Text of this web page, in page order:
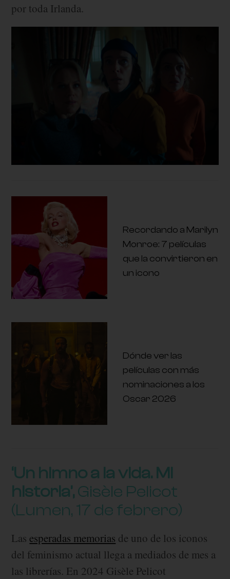
por toda Irlanda.
Recordando a Marilyn
Monroe: 7 películas
que la convirtieron en
un icono
Dónde ver las
películas con más
nominaciones a los
Oscar 2026
‘Un himno a la vida. Mi
historia’,Gisèle Pelicot
(Lumen, 17 de febrero)
Las esperadas memorias de uno de los iconos
del feminismo actual llega a mediados de mes a
las librerías. En 2024 Gisèle Pelicot